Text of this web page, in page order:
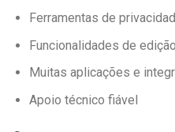
Ferramentas de
Funcionalidades de
Muitas aplicações e
Apoio técnico fiável